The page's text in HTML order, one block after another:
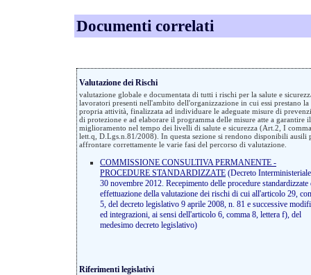
Documenti correlati
Valutazione dei Rischi
valutazione globale e documentata di tutti i rischi per la salute e
lavoratori presenti nell'ambito dell'organizzazione in cui essi prestano la
propria attività, finalizzata ad individuare le adeguate misure di
di protezione e ad elaborare il programma delle misure atte a garantire il
miglioramento nel tempo dei livelli di salute e sicurezza (Art.2, I
lett.q, D.Lgs.n.81/2008). In questa sezione si rendono disponibili ausili
affrontare correttamente le varie fasi del percorso di valutazione.
COMMISSIONE CONSULTIVA PERMANENTE -
PROCEDURE STANDARDIZZATE (Decreto
30 novembre 2012. Recepimento delle procedure standardizzate
effettuazione della valutazione dei rischi di cui all'articolo 29,
5, del decreto legislativo 9 aprile 2008, n. 81 e successive
ed integrazioni, ai sensi dell'articolo 6, comma 8, lettera f), del
medesimo decreto legislativo)
Riferimenti legislativi